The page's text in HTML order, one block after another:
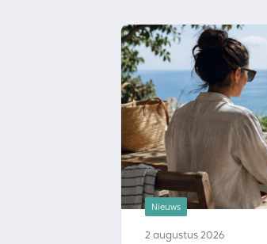
Nieuws
2 augustus 2026